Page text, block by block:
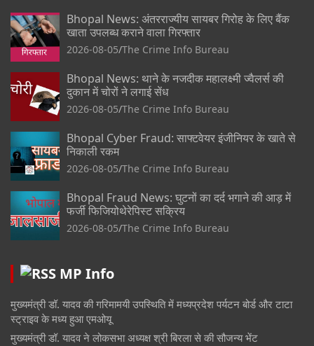
Bhopal News: अंतरराज्यीय सायबर गिरोह के लिए बैंक
खाता उपलब्ध कराने वाला गिरफ्तार
2026-08-05 The Crime Info Bureau
Bhopal News: थाने के नजदीक महालक्ष्मी ज्वैलर्स की
दुकान में चोरों ने लगाई सेंध
2026-08-05 The Crime Info Bureau
Bhopal Cyber Fraud: साफ्टवेयर इंजीनियर के खाते से
निकाली रकम
2026-08-05 The Crime Info Bureau
Bhopal Fraud News: घुटनों का दर्द भगाने की आड़ में
फर्जी फिजियोथेरेपिस्ट सक्रिय
2026-08-05 The Crime Info Bureau
MP Info
मुख्यमंत्री डॉ. यादव की गरिमामयी उपस्थिति में मध्यप्रदेश पर्यटन बोर्ड और टाटा
स्ट्राइव के मध्य हुआ एमओयू
मुख्यमंत्री डॉ. यादव ने लोकसभा अध्यक्ष श्री बिरला से की सौजन्य भेंट